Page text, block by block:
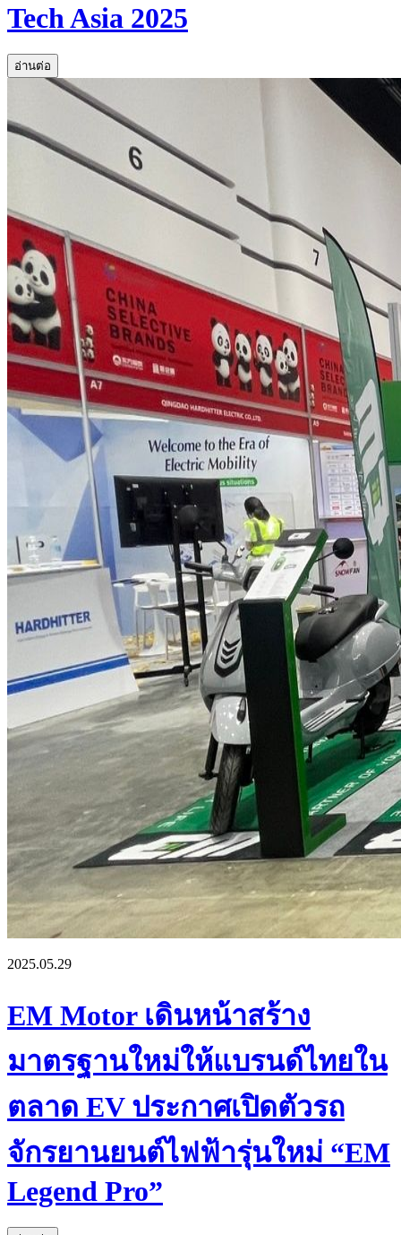
Tech Asia 2025
อ่านต่อ
2025.05.29
EM Motor เดินหน้าสร้าง
มาตรฐานใหม่ให้แบรนด์ไทยใน
ตลาด EV ประกาศเปิดตัวรถ
จักรยานยนต์ไฟฟ้ารุ่นใหม่ “EM
Legend Pro”